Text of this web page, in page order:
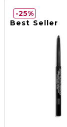
Best Seller
25%